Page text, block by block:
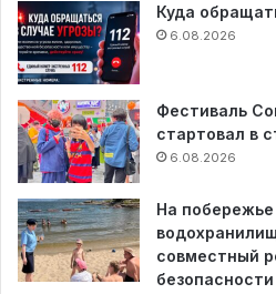
Куда
6.08.2026
Фестиваль
стартовал в
6.08.2026
На
совместный